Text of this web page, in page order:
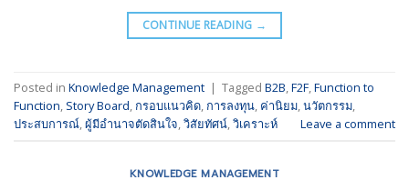
CONTINUE READING →
Posted in Knowledge Management | Tagged B2B,F2F,Function to
Function, Story Board, กรอบแนวคิด, การลงทุน, ค่านิยม,นวัตกรรม,
ประสบการณ์,ผู้มีอำนาจตัดสินใจ,วิสัยทัศน์,วิเคราะห์ Leave a comment
KNOWLEDGE MANAGEMENT